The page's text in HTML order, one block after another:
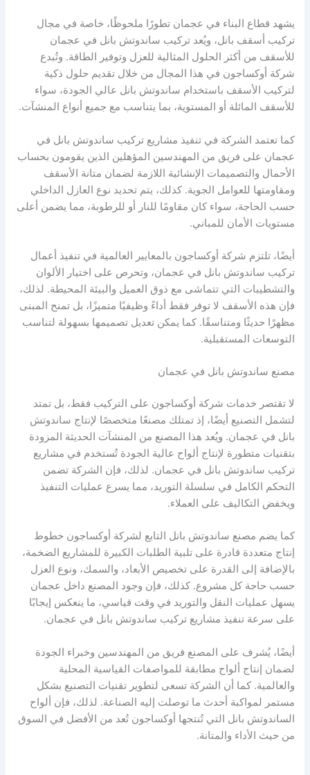
يشهد قطاع البناء في عجمان تطورًا ملحوظًا، خاصة في مجال
تركيب أسقف بانل، ويُعد تركيب ساندوتش بانل في عجمان
للأسقف من أكثر الحلول المثالية للعزل وتوفير الطاقة. وتُبدع
شركة أوكساجون في هذا المجال من خلال تقديم حلول ذكية
لتركيب الأسقف باستخدام ساندوتش بانل عالي الجودة، سواء
للأسقف المائلة أو المستوية، بما يتناسب مع جميع أنواع المنشآت.
كما تعتمد الشركة في تنفيذ مشاريع تركيب ساندوتش بانل في
عجمان على فريق من المهندسين المؤهلين الذين يقومون بحساب
الأحمال والتصميمات الإنشائية اللازمة لضمان متانة الأسقف
ومقاومتها للعوامل الجوية. كذلك، يتم تحديد نوع العازل الداخلي
حسب الحاجة، سواء كان مقاومًا للنار أو للرطوبة، مما يضمن أعلى
مستويات الأمان للمباني.
أيضًا، تلتزم شركة أوكساجون بالمعايير العالمية في تنفيذ أعمال
تركيب ساندوتش بانل في عجمان، وتحرص على اختيار الألوان
والتشطيبات التي تتماشى مع ذوق العميل والبيئة المحيطة. لذلك،
فإن هذه الأسقف لا توفر فقط أداءً وظيفيًا متميزًا، بل تمنح المبنى
مظهرًا حديثًا ومتناسقًا. كما يمكن تعديل تصميمها بسهولة لتناسب
التوسعات المستقبلية.
مصنع ساندوتش بانل في عجمان
لا تقتصر خدمات شركة أوكساجون على التركيب فقط، بل تمتد
لتشمل التصنيع أيضًا، إذ تمتلك مصنعًا متخصصًا لإنتاج ساندوتش
بانل في عجمان. ويُعد هذا المصنع من المنشآت الحديثة المزودة
بتقنيات متطورة لإنتاج ألواح عالية الجودة تُستخدم في مشاريع
تركيب ساندوتش بانل في عجمان. لذلك، فإن الشركة تضمن
التحكم الكامل في سلسلة التوريد، مما يسرع عمليات التنفيذ
ويخفض التكاليف على العملاء.
كما يضم مصنع ساندوتش بانل التابع لشركة أوكساجون خطوط
إنتاج متعددة قادرة على تلبية الطلبات الكبيرة للمشاريع الضخمة،
بالإضافة إلى القدرة على تخصيص الأبعاد، والسمك، ونوع العزل
حسب حاجة كل مشروع. كذلك، فإن وجود المصنع داخل عجمان
يسهل عمليات النقل والتوريد في وقت قياسي، ما ينعكس إيجابًا
على سرعة تنفيذ مشاريع تركيب ساندوتش بانل في عجمان.
أيضًا، يُشرف على المصنع فريق من المهندسين وخبراء الجودة
لضمان إنتاج ألواح مطابقة للمواصفات القياسية المحلية
والعالمية. كما أن الشركة تسعى لتطوير تقنيات التصنيع بشكل
مستمر لمواكبة أحدث ما توصلت إليه الصناعة. لذلك، فإن ألواح
الساندوتش بانل التي تُنتجها أوكساجون تُعد من الأفضل في السوق
من حيث الأداء والمتانة.